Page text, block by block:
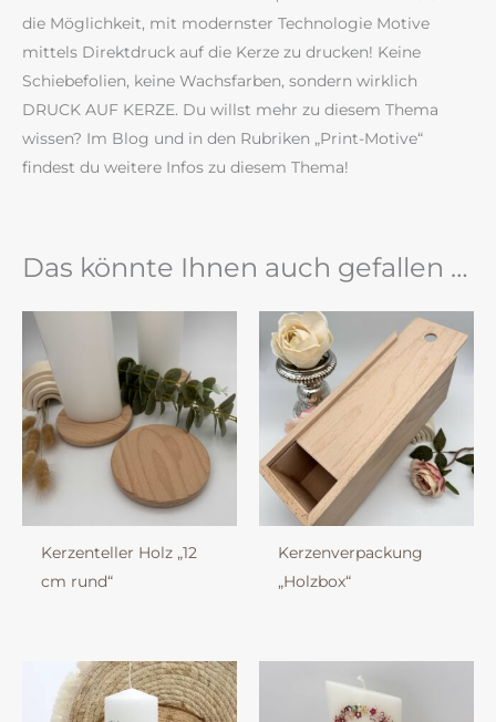
die Möglichkeit, mit modernster Technologie Motive
mittels Direktdruck auf die Kerze zu drucken! Keine
Schiebefolien, keine Wachsfarben, sondern wirklich
DRUCK AUF KERZE. Du willst mehr zu diesem Thema
wissen? Im Blog und in den Rubriken „Print-Motive“
findest du weitere Infos zu diesem Thema!
Das könnte Ihnen auch gefallen …
Kerzenteller Holz „12
cm rund“
Kerzenverpackung
„Holzbox“